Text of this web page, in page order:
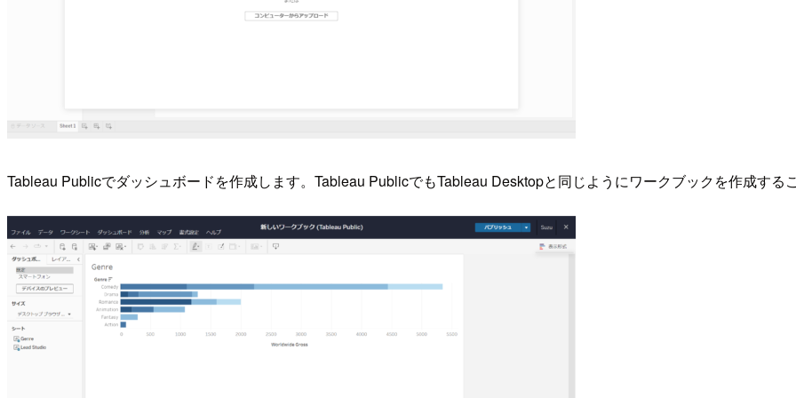
Tableau Publicでダッシュボードを作成します。Tableau PublicでもTableau Desktopと同じようにワークブックを作成する